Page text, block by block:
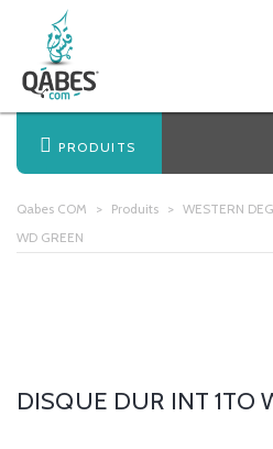
PRODUITS
Qabes COM > Produits > WESTERN
WD GREEN
DISQUE DUR INT 1TO